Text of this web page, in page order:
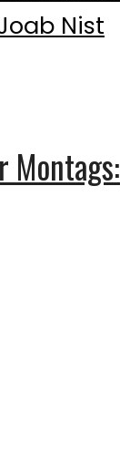
Montags: